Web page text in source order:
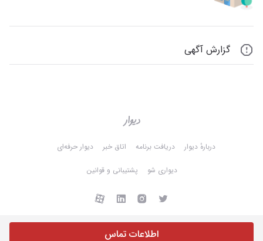
گزارش آگهی
اطلاعات تماس
دربارهٔ دیوار دریافت برنامه اتاق خبر دیوار حرفه‌ای
دیواری شو پشتیبانی و قوانین